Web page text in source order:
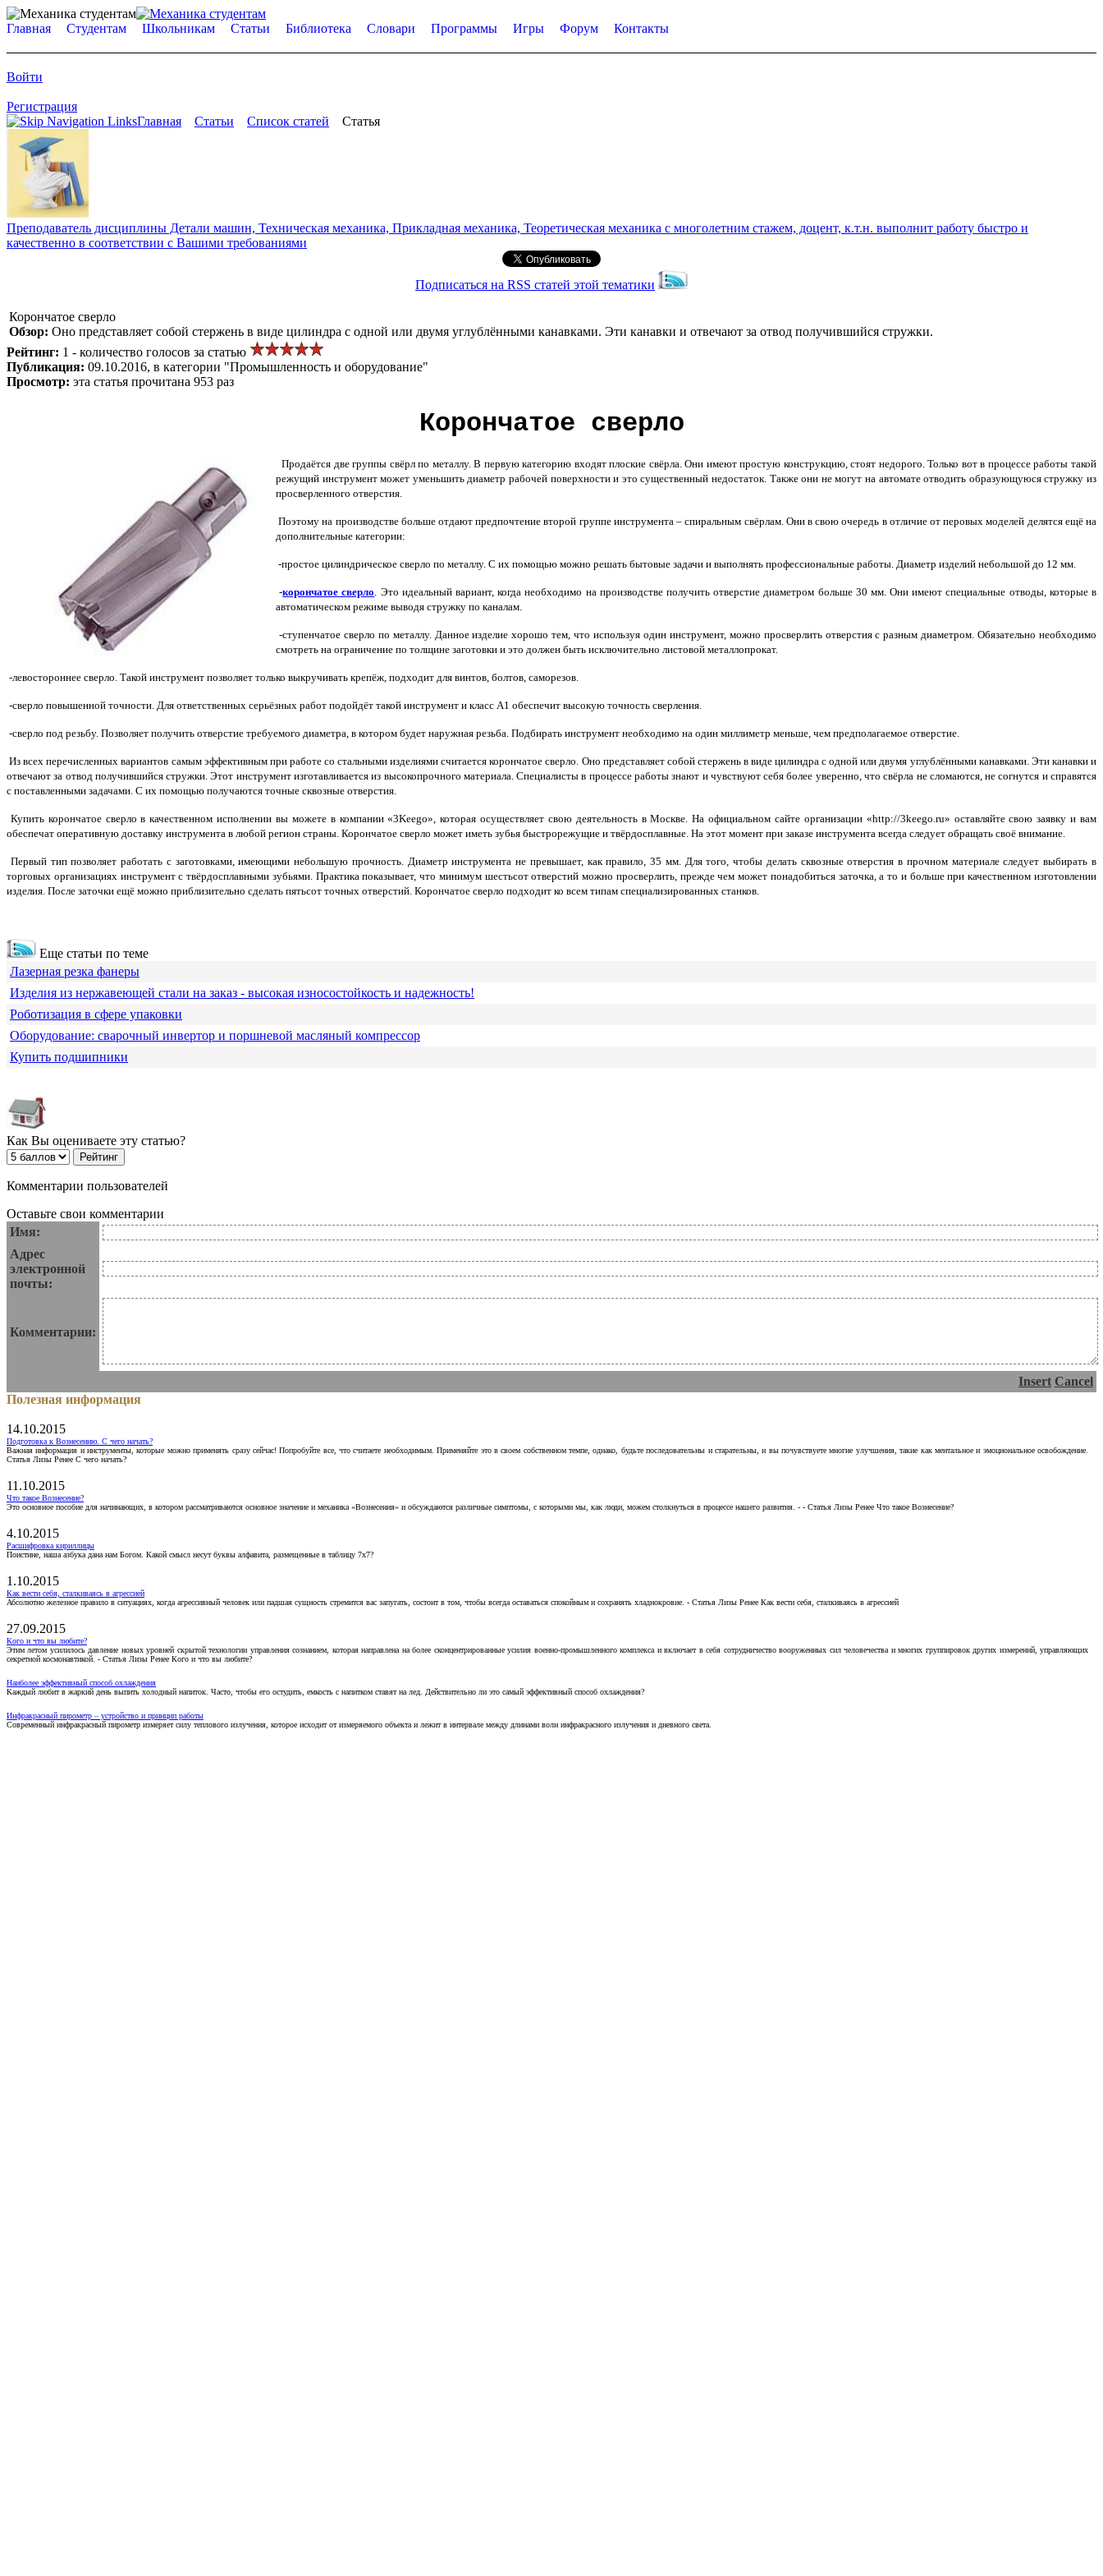
Главная Студентам Школьникам Статьи Библиотека Словари Программы Игры Форум Контакты
Войти
Регистрация
Главная
Статьи Список статей Статья
Преподаватель дисциплины Детали машин, Техническая механика, Прикладная механика, Теоретическая механика с многолетним стажем, доцент, к.т.н. выполнит работу быстро и
качественно в соответствии с Вашими требованиями
Подписаться на RSS статей этой тематики
Корончатое сверло
Обзор: Оно представляет собой стержень в виде цилиндра с одной или двумя углублёнными канавками. Эти канавки и отвечают за отвод получившийся стружки.
Рейтинг: 1 - количество голосов за статью
Публикация: 09.10.2016, в категории "Промышленность и оборудование"
Просмотр: эта статья прочитана 953 раз
Корончатое сверло
Продаётся две группы свёрл по металлу. В первую категорию входят плоские свёрла. Они имеют простую конструкцию, стоят недорого. Только вот в процессе работы такой
режущий инструмент может уменьшить диаметр рабочей поверхности и это существенный недостаток. Также они не могут на автомате отводить образующуюся стружку из
просверленного отверстия.
Поэтому на производстве больше отдают предпочтение второй группе инструмента – спиральным свёрлам. Они в свою очередь в отличие от перовых моделей делятся ещё на
дополнительные категории:
-простое цилиндрическое сверло по металлу. С их помощью можно решать бытовые задачи и выполнять профессиональные работы. Диаметр изделий небольшой до 12 мм.
-корончатое сверло. Это идеальный вариант, когда необходимо на производстве получить отверстие диаметром больше 30 мм. Они имеют специальные отводы, которые в
автоматическом режиме выводя стружку по каналам.
-ступенчатое сверло по металлу. Данное изделие хорошо тем, что используя один инструмент, можно просверлить отверстия с разным диаметром. Обязательно необходимо
смотреть на ограничение по толщине заготовки и это должен быть исключительно листовой металлопрокат.
-левостороннее сверло. Такой инструмент позволяет только выкручивать крепёж, подходит для винтов, болтов, саморезов.
-сверло повышенной точности. Для ответственных серьёзных работ подойдёт такой инструмент и класс А1 обеспечит высокую точность сверления.
-сверло под резьбу. Позволяет получить отверстие требуемого диаметра, в котором будет наружная резьба. Подбирать инструмент необходимо на один миллиметр меньше, чем предполагаемое отверстие.
Из всех перечисленных вариантов самым эффективным при работе со стальными изделиями считается корончатое сверло. Оно представляет собой стержень в виде цилиндра с одной или двумя углублёнными канавками. Эти канавки и
отвечают за отвод получившийся стружки. Этот инструмент изготавливается из высокопрочного материала. Специалисты в процессе работы знают и чувствуют себя более уверенно, что свёрла не сломаются, не согнутся и справятся
с поставленными задачами. С их помощью получаются точные сквозные отверстия.
Купить корончатое сверло в качественном исполнении вы можете в компании «3Keego», которая осуществляет свою деятельность в Москве. На официальном сайте организации «http://3keego.ru» оставляйте свою заявку и вам
обеспечат оперативную доставку инструмента в любой регион страны. Корончатое сверло может иметь зубья быстрорежущие и твёрдосплавные. На этот момент при заказе инструмента всегда следует обращать своё внимание.
Первый тип позволяет работать с заготовками, имеющими небольшую прочность. Диаметр инструмента не превышает, как правило, 35 мм. Для того, чтобы делать сквозные отверстия в прочном материале следует выбирать в
торговых организациях инструмент с твёрдосплавными зубьями. Практика показывает, что минимум шестьсот отверстий можно просверлить, прежде чем может понадобиться заточка, а то и больше при качественном изготовлении
изделия. После заточки ещё можно приблизительно сделать пятьсот точных отверстий. Корончатое сверло подходит ко всем типам специализированных станков.
Еще статьи по теме
Лазерная резка фанеры
Изделия из нержавеющей стали на заказ - высокая износостойкость и надежность!
Роботизация в сфере упаковки
Оборудование: сварочный инвертор и поршневой масляный компрессор
Купить подшипники
Как Вы оцениваете эту статью?
Комментарии пользователей
Оставьте свои комментарии
Имя:
Адрес
электронной
почты:
Комментарии:
Insert Cancel
Полезная информация
14.10.2015
Подготовка к Вознесению. С чего начать?
Важная информация и инструменты, которые можно применять сразу сейчас! Попробуйте все, что считаете необходимым. Применяйте это в своем собственном темпе, однако, будьте последовательны и старательны, и вы почувствуете многие улучшения, такие как ментальное и эмоциональное освобождение.
Статья Лизы Ренее С чего начать?
11.10.2015
Что такое Вознесение?
Это основное пособие для начинающих, в котором рассматриваются основное значение и механика «Вознесения» и обсуждаются различные симптомы, с которыми мы, как люди, можем столкнуться в процессе нашего развития. - - Статья Лизы Ренее Что такое Вознесение?
4.10.2015
Расшифровка кириллицы
Поистине, наша азбука дана нам Богом. Какой смысл несут буквы алфавита, размещенные в таблицу 7х7?
1.10.2015
Как вести себя, сталкиваясь в агрессией
Абсолютно железное правило в ситуациях, когда агрессивный человек или падшая сущность стремится вас запугать, состоит в том, чтобы всегда оставаться спокойным и сохранять хладнокровие. - Статья Лизы Ренее Как вести себя, сталкиваясь в агрессией
27.09.2015
Кого и что вы любите?
Этим летом усилилось давление новых уровней скрытой технологии управления сознанием, которая направлена на более сконцентрированные усилия военно-промышленного комплекса и включает в себя сотрудничество вооруженных сил человечества и многих группировок других измерений, управляющих
секретной космонавтикой. - Статья Лизы Ренее Кого и что вы любите?
Наиболее эффективный способ охлаждения
Каждый любит в жаркий день выпить холодный напиток. Часто, чтобы его остудить, емкость с напитком ставят на лед. Действительно ли это самый эффективный способ охлаждения?
Инфракрасный пирометр – устройство и принцип работы
Современный инфракрасный пирометр измеряет силу теплового излучения, которое исходит от измеряемого объекта и лежит в интервале между длинами волн инфракрасного излучения и дневного света.